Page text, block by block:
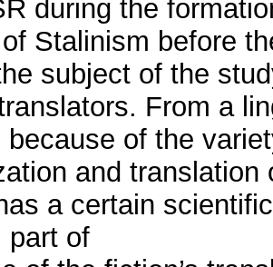
during the
Stalinism before
subject of the
From a
because of the
and
a certain
part of